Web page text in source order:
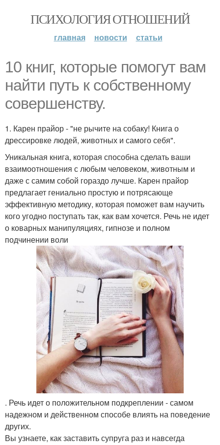
ПСИХОЛОГИЯ ОТНОШЕНИЙ
главная новости статьи
10 книг, которые помогут вам
найти путь к собственному
совершенству.
1. Карен прайор - "не рычите на собаку! Книга о
дрессировке людей, животных и самого себя".
Уникальная книга, которая способна сделать ваши
взаимоотношения с любым человеком, животным и
даже с самим собой гораздо лучше. Карен прайор
предлагает гениально простую и потрясающе
эффективную методику, которая поможет вам научить
кого угодно поступать так, как вам хочется. Речь не идет
о коварных манипуляциях, гипнозе и полном
подчинении воли
. Речь идет о положительном подкреплении - самом
надежном и действенном способе влиять на поведение
других.
Вы узнаете, как заставить супруга раз и навсегда